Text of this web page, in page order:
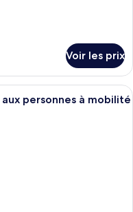
Voir les prix
chambre d’hôtel avec deux lits,
personnes à mobilité